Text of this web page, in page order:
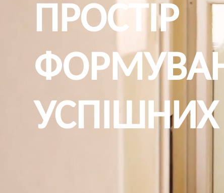
ПРОСТІР
УСПІШНИХ